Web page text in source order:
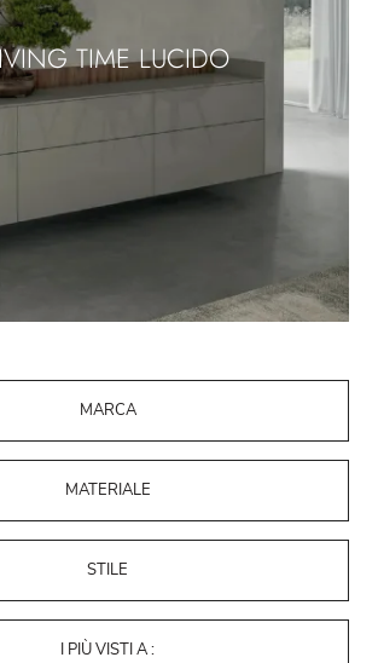
MARCA
MATERIALE
STILE
I PIÙ VISTI A :
TIME LUCIDO